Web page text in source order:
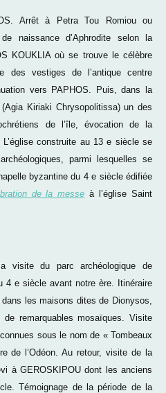
Arrêt à Petra Tou Romiou ou
naissance d’Aphrodite selon la
KOUKLIA où se trouve le célèbre
des vestiges de l’antique centre
vers PAPHOS. Puis, dans la
Kiriaki Chrysopolitissa) un des
de l’île, évocation de la
construite au 13 e siècle se
parmi lesquelles se
byzantine du 4 e siècle édifiée
de la messe à l’église Saint
visite du parc archéologique de
4 e siècle avant notre ère. Itinéraire
les maisons dites de Dionysos,
remarquables mosaïques. Visite
sous le nom de « Tombeaux
de l’Odéon. Au retour, visite de la
à GEROSKIPOU dont les anciens
Témoignage de la période de la